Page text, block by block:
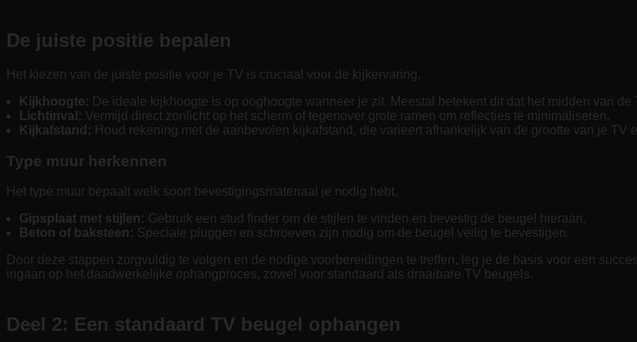
De juiste positie bepalen
Het kiezen van de juiste positie voor je TV is cruciaal voor de kijkervaring.
Kijkhoogte: De ideale kijkhoogte is op ooghoogte wanneer je zit. Meestal betekent dit dat het midden van
Lichtinval: Vermijd direct zonlicht op het scherm of tegenover grote ramen om reflecties te minimaliseren.
Kijkafstand: Houd rekening met de aanbevolen kijkafstand, die varieert afhankelijk van de grootte van je TV
Type muur herkennen
Het type muur bepaalt welk soort bevestigingsmateriaal je nodig hebt.
Gipsplaat met stijlen: Gebruik een stud finder om de stijlen te vinden en bevestig de beugel hieraan.
Beton of baksteen: Speciale pluggen en schroeven zijn nodig om de beugel veilig te bevestigen.
Door deze stappen zorgvuldig te volgen en de nodige voorbereidingen te treffen, leg je de basis voor een
ingaan op het daadwerkelijke ophangproces, zowel voor standaard als draaibare TV beugels.
Deel 2: Een standaard TV beugel ophangen